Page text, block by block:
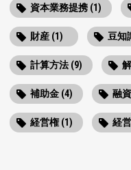
資本業務提携 (1)
財産 (1) 豆知
計算方法 (9)
補助金 (4) 融
経営権 (1) 経